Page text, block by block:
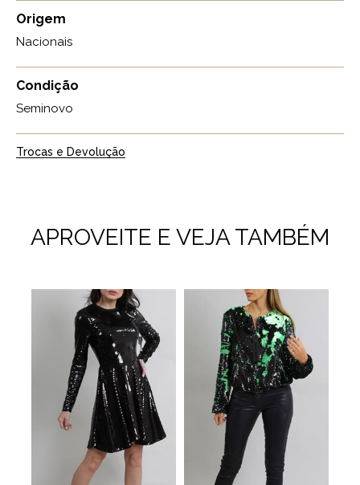
Origem
Nacionais
Condição
Seminovo
Trocas e Devolução
APROVEITE E VEJA TAMBÉM